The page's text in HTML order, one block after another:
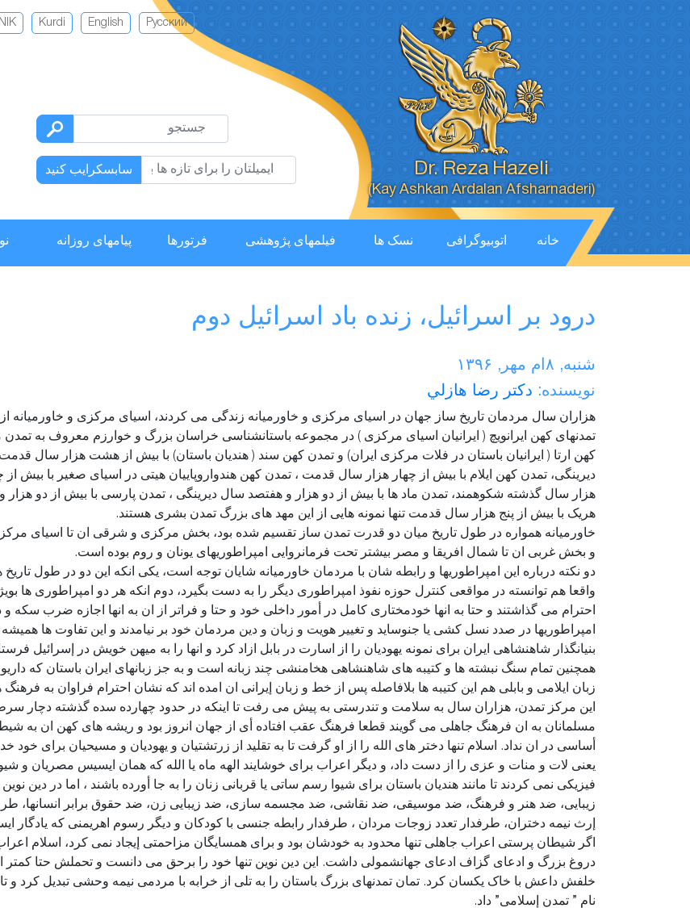
Dr. Reza Hazeli
(Kay Ashkan Ardalan Afsharnaderi)
Русский
English
Kurdi
سابسکرایب کنید
خانه اتوبیوگرافی نسک ها فیلمهای پژوهشی فرتورها پیامهای روزانه
درود بر اسرائیل، زنده باد اسرائیل دوم
شنبه, ۸ ام مهر, ۱۳۹۶
نویسنده: دكتر رضا هازلي
هزاران سال مردمان تاریخ ساز جهان در اسیای مرکزی و خاورمیانه زندگی می کردند، اسیای مرکزی و خاورمیانه
تمدنهای کهن ایرانویچ ( ایرانیان اسیای مرکزی ) در مجموعه باستانشناسی خراسان بزرگ و خوارزم معروف به
کهن ارتا ( ایرانیان باستان در فلات مرکزی ایران) و تمدن کهن سند ( هندیان باستان) با بیش از هشت هزار سال
دیرینگی، تمدن کهن ایلام با بیش از چهار هزار سال قدمت ، تمدن کهن هندواروپاییان هیتی در اسیای صغیر با بیش
هزار سال گذشته شکوهمند، تمدن ماد ها با بیش از دو هزار و هفتصد سال دیرینگی ، تمدن پارسی با بیش از دو
هریک با بیش از پنج هزار سال قدمت تنها نمونه هایی از این مهد های بزرگ تمدن بشری هستند.
خاورمیانه همواره در طول تاریخ میان دو قدرت تمدن ساز تقسیم شده بود، بخش مرکزی و شرقی ان تا اسیای
و بخش غربی ان تا شمال افریقا و مصر بیشتر تحت فرمانروایی امپراطوریهای یونان و روم بوده است.
دو نکته درباره این امپراطوریها و رابطه شان با مردمان خاورمیانه شایان توجه است، یکی انکه این دو در طول
واقعا هم توانسته در مواقعی کنترل حوزه نفوذ امپراطوری دیگر را به دست بگیرد، دوم انکه هر دو امپراطوری ها
احترام می گذاشتند و حتا به انها خودمختاری کامل در أمور داخلی خود و حتا و فراتر از ان به انها اجازه ضرب سکه
امپراطوریها در صدد نسل کشی یا جنوساید و تغییر هویت و زبان و دین مردمان خود بر نیامدند و این تفاوت ها
بنیانگذار شاهنشاهی ایران برای نمونه یهودیان را از اسارت در بابل ازاد کرد و انها را به میهن خویش در إسرائیل
همچنین تمام سنگ نبشته ها و کتیبه های شاهنشاهی هخامنشی چند زبانه است و به جز زبانهای ایران باستان که
زبان ایلامی و بابلی هم این کتیبه ها بلافاصله پس از خط و زبان إیرانی ان امده اند که نشان احترام فراوان به
این مرکز تمدن، هزاران سال به سلامت و تندرستی به پیش می رفت تا اینکه در حدود چهارده سده گذشته دچار
مسلمانان به ان فرهنگ جاهلی می گویند قطعا فرهنگ عقب افتاده أی از جهان انروز بود و ریشه های کهن ان به
أساسی در ان نداد. اسلام تنها دختر های الله را از او گرفت تا به تقلید از زرتشتیان و یهودیان و مسیحیان برای خود
یعنی لات و منات و عزی را از دست داد، و دیگر اعراب برای خوشایند الهه ماه یا الله که همان ایسیس مصریان و
فیزیکی نمی کردند تا مانند هندیان باستان برای شیوا رسم ساتی یا قربانی زنان را به جا أورده باشند ، اما در دین
زیبایی، ضد هنر و فرهنگ، ضد موسیقی، ضد نقاشی، ضد مجسمه سازی، ضد زیبایی زن، ضد حقوق برابر انسانها،
إرث نیمه دختران، طرفدار تعدد زوجات مردان ، طرفدار رابطه جنسی با کودکان و دیگر رسوم اهریمنی که یادگار
اگر شیطان پرستی اعراب جاهلی تنها محدود به خودشان بود و برای همسایگان مزاحمتی إیجاد نمی کرد، اسلام
دروغ بزرگ و ادعای گزاف ادعای جهانشمولی داشت. این دین نوین تنها خود را برحق می دانست و تحملش حتا کمتر
خلفش داعش با خاک یکسان کرد. تمان تمدنهای بزرگ باستان را به تلی از خرابه با مردمی نیمه وحشی تبدیل کرد و
نام ” تمدن إسلامی” داد.